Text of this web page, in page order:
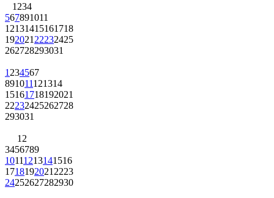
1 234
567891011
12131415161718
192021 22232425
262728293031
1 234567
891011121314
15161718192021
22232425262728
293031
1 2
3456789
10111213141516
1718192021 2223
24252627282930